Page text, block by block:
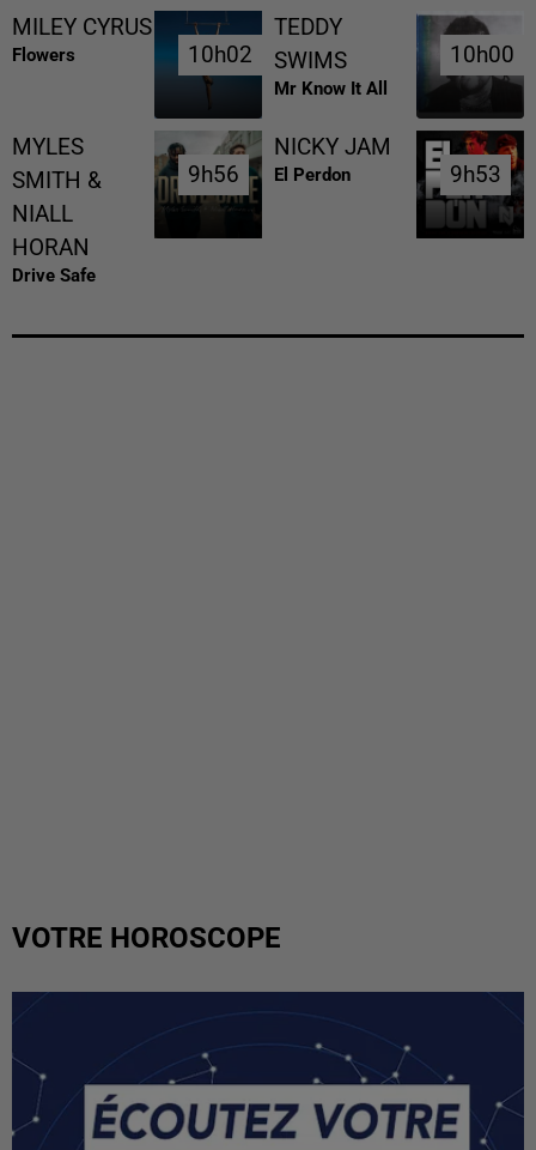
MILEY CYRUS
Flowers 10h02
10h02
TEDDY
SWIMS
Mr Know It All
10h00
10h00
MYLES
SMITH &
NIALL
HORAN
Drive Safe
9h56
9h56
NICKY JAM
El Perdon 9h53
9h53
VOTRE HOROSCOPE